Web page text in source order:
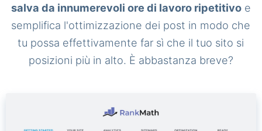
salva da innumerevoli ore di lavoro ripetitivoe
semplifica l'ottimizzazione dei post in modo che
tu possa effettivamente far sì che il tuo sito si
posizioni più in alto. È abbastanza breve?